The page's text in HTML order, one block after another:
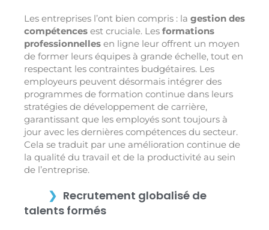
Les entreprises l’ont bien compris : la gestion des
compétences est cruciale. Les formations
professionnelles en ligne leur offrent un moyen
de former leurs équipes à grande échelle, tout en
respectant les contraintes budgétaires. Les
employeurs peuvent désormais intégrer des
programmes de formation continue dans leurs
stratégies de développement de carrière,
garantissant que les employés sont toujours à
jour avec les dernières compétences du secteur.
Cela se traduit par une amélioration continue de
la qualité du travail et de la productivité au sein
de l’entreprise.
Recrutement globalisé de
talents formés